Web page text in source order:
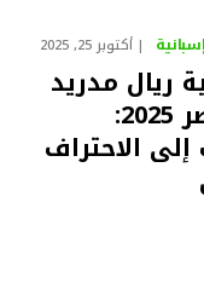
أكتوبر 25, 2025
ريال مدريد
في مصر 2025:
الاحتراف